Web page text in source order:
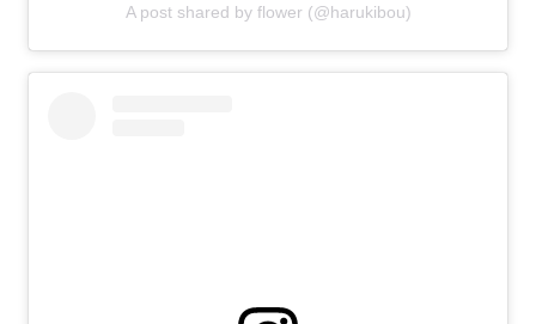
A post shared by flower (@harukibou)